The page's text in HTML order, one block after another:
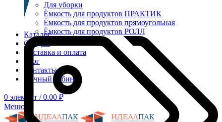
Каталог
Скидки
Доставка и оплата
Блог
Контакты
Личный кабинет
0 элемент / 0.00 ₽
Меню
Для уборки
Ёмкость для продуктов ПРАКТИК
Ёмкость для продуктов прямоугольная
Ёмкость для продуктов РОЛЛ